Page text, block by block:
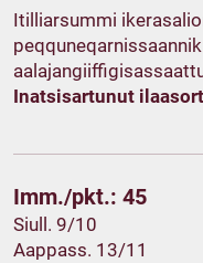
Itilliarsummi
Inatsisartunut
Imm./pkt.: 45
Siull. 9/10
Aappass. 13/11